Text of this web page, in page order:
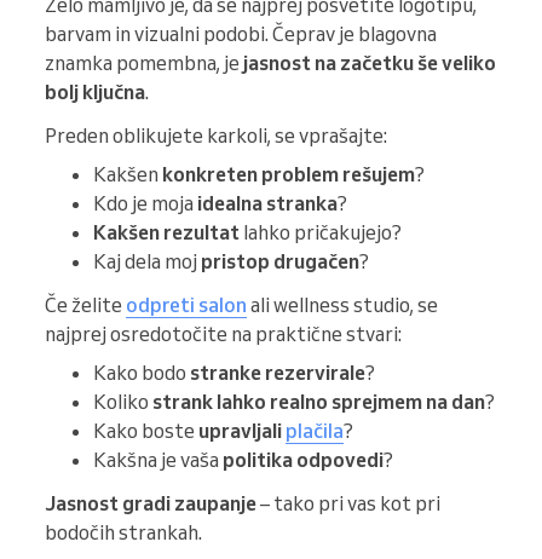
barvam in vizualni podobi. Čeprav je blagovna
znamka pomembna, je jasnost na začetku še veliko
bolj ključna.
Preden oblikujete karkoli, se vprašajte:
Kakšen konkreten problem rešujem?
Kdo je moja idealna stranka?
Kakšen rezultat lahko pričakujejo?
Kaj dela moj pristop drugačen?
Če želite odpreti salon ali wellness studio, se
najprej osredotočite na praktične stvari:
Kako bodo stranke rezervirale?
Koliko strank lahko realno sprejmem na dan?
Kako boste upravljali plačila?
Kakšna je vaša politika odpovedi?
Jasnost gradi zaupanje– tako pri vas kot pri
bodočih strankah.